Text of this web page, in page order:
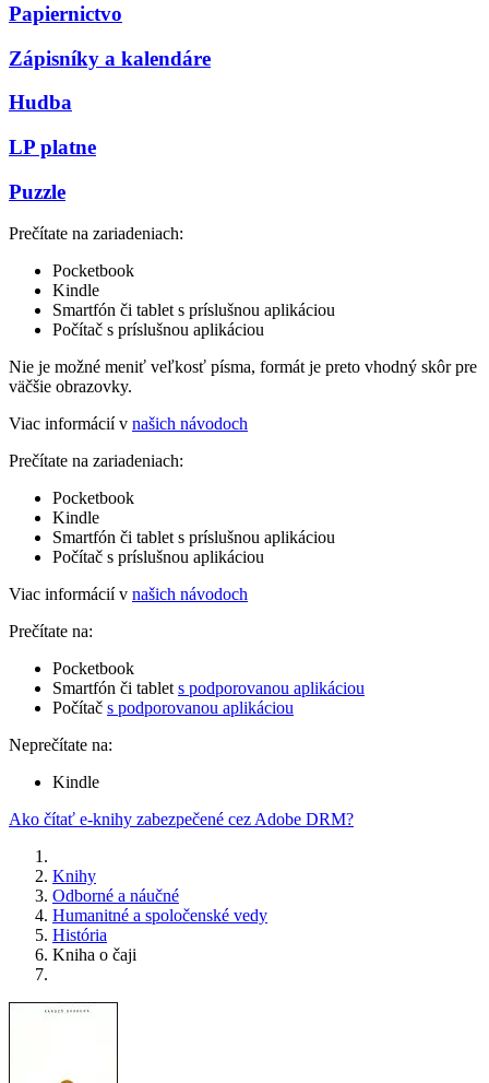
Papiernictvo
Zápisníky a kalendáre
Hudba
LP platne
Puzzle
Prečítate na zariadeniach:
Pocketbook
Kindle
Smartfón či tablet s príslušnou aplikáciou
Počítač s príslušnou aplikáciou
Nie je možné meniť veľkosť písma, formát je preto vhodný skôr pre
väčšie obrazovky.
Viac informácií v našich návodoch
Prečítate na zariadeniach:
Pocketbook
Kindle
Smartfón či tablet s príslušnou aplikáciou
Počítač s príslušnou aplikáciou
Viac informácií v našich návodoch
Prečítate na:
Pocketbook
Smartfón či tablet s podporovanou aplikáciou
Počítač s podporovanou aplikáciou
Neprečítate na:
Kindle
Ako čítať e-knihy zabezpečené cez Adobe DRM?
Knihy
Odborné a náučné
Humanitné a spoločenské vedy
História
Kniha o čaji